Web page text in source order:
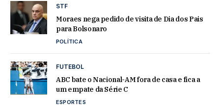
STF
Moraes nega pedido de visita de Dia dos Pais
para Bolsonaro
POLÍTICA
FUTEBOL
ABC bate o Nacional-AM fora de casa e fica a
um empate da Série C
ESPORTES